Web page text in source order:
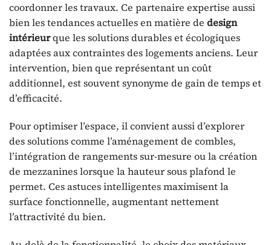
coordonner les travaux. Ce partenaire expertise aussi
bien les tendances actuelles en matière de design
intérieurque les solutions durables et écologiques
adaptées aux contraintes des logements anciens. Leur
intervention, bien que représentant un coût
additionnel, est souvent synonyme de gain de temps et
d’efficacité.
Pour optimiser l’espace, il convient aussi d’explorer
des solutions comme l’aménagement de combles,
l’intégration de rangements sur-mesure ou la création
de mezzanines lorsque la hauteur sous plafond le
permet. Ces astuces intelligentes maximisent la
surface fonctionnelle, augmentant nettement
l’attractivité du bien.